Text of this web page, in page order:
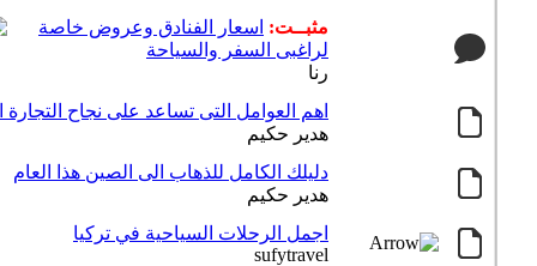
مثبــت: اسعار الفنادق وعروض خاصة
لراغبى السفر والسياحة
رنا
اهم العوامل التى تساعد على نجاح التجارة
هدير حكيم
دليلك الكامل للذهاب الى الصين هذا العام
هدير حكيم
اجمل الرحلات السياحية في تركيا
sufytravel